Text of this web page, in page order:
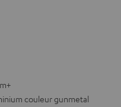
couleur gunmetal